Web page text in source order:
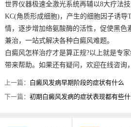
世界仪器极速全激光系统再辅以8大疗法技
KC(角质形成细胞)，产生的细胞因子诱导
情，逐步增加络氨酸酶的活性，促使黑色
兼治，一站式解决各种白癜风难题。
白癜风怎样治疗才是算正规?以上就是专
带来帮助。如果还有疑问，欢迎在线咨询
上一篇： 白癜风发病早期阶段的症状有什么
下一篇：初期白癜风发病的症状表现都有些